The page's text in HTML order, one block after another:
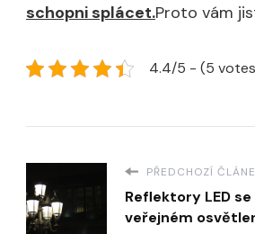
schopni splácet.Proto vám
4.4/5 - (5
PŘEDCHOZÍ
Reflektory LED
veřejném